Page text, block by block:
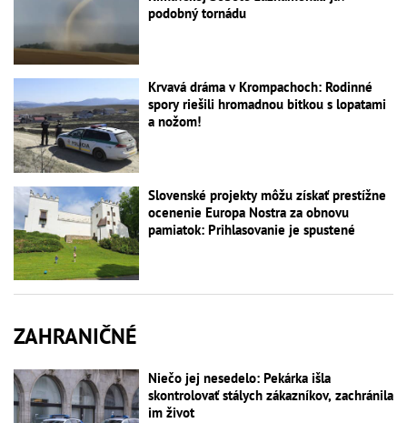
podobný tornádu
Krvavá dráma v Krompachoch: Rodinné
spory riešili hromadnou bitkou s lopatami
a nožom!
Slovenské projekty môžu získať prestížne
ocenenie Europa Nostra za obnovu
pamiatok: Prihlasovanie je spustené
ZAHRANIČNÉ
Niečo jej nesedelo: Pekárka išla
skontrolovať stálych zákazníkov, zachránila
im život